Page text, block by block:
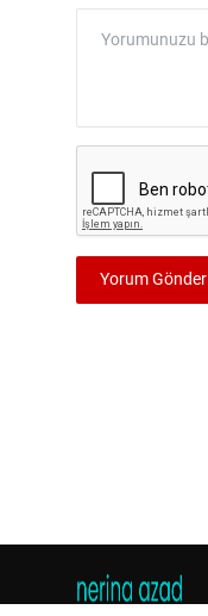
Yorum Gönder